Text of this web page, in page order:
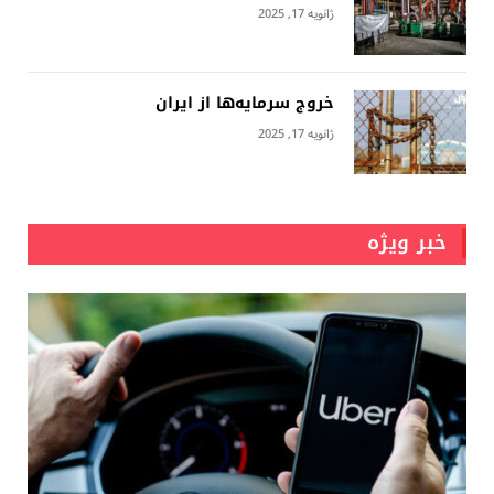
ژانویه 17, 2025
خروج سرمایه‌ها از ایران
ژانویه 17, 2025
خبر ویژه